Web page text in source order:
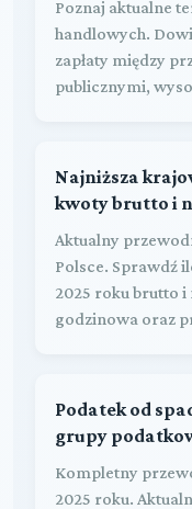
Poznaj aktualne
handlowych.
zapłaty między
publicznymi,
Najniższa
kwoty brutto i
Aktualny
Polsce. Sprawdź
2025 roku brutto
godzinowa oraz
Podatek od
grupy
Kompletny
2025 roku.